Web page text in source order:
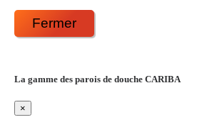
Fermer
La gamme des parois de douche CARIBA
×